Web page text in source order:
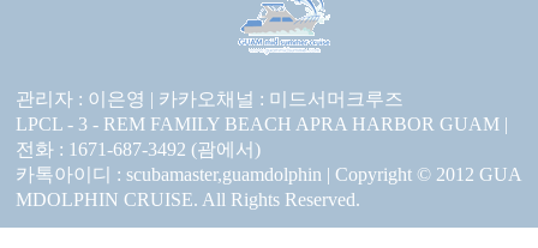
관리자 : 이은영 | 카카오채널 : 미드서머크루즈
LPCL - 3 - REM FAMILY BEACH APRA HARBOR GUAM |
전화 : 1671-687-3492 (괌에서)
카톡아이디 : scubamaster,guamdolphin | Copyright © 2012 GUA
MDOLPHIN CRUISE. All Rights Reserved.